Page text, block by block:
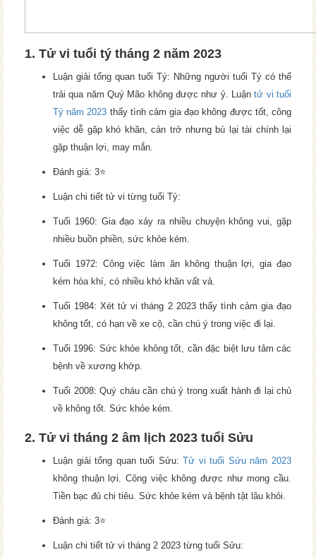
1. Tử vi tuổi tý tháng 2 năm 2023
Luận giải tổng quan tuổi Tý: Những người tuổi Tý có thể
trải qua năm Quý Mão không được như ý. Luậntử vi tuổi
Tý năm 2023 thấy tình cảm gia đạo không được tốt, công
việc dễ gặp khó khăn, cản trở nhưng bù lại tài chính lại
gặp thuận lợi, may mắn.
Đánh giá: 3⭐
Luận chi tiết tử vi từng tuổi Tý:
Tuổi 1960: Gia đạo xảy ra nhiều chuyện không vui, gặp
nhiều buồn phiền, sức khỏe kém.
Tuổi 1972: Công việc làm ăn không thuận lợi, gia đạo
kém hòa khí, có nhiều khó khăn vất vả.
Tuổi 1984: Xét tử vi tháng 2 2023 thấy tình cảm gia đạo
không tốt, có hạn về xe cộ, cần chú ý trong việc đi lại.
Tuổi 1996: Sức khỏe không tốt, cần đặc biệt lưu tâm các
bệnh về xương khớp.
Tuổi 2008: Quý cháu cần chú ý trong xuất hành đi lại chủ
về không tốt. Sức khỏe kém.
2. Tử vi tháng 2 âm lịch 2023 tuổi Sửu
Luận giải tổng quan tuổi Sửu:Tử vi tuổi Sửu năm 2023
không thuận lợi. Công việc không được như mong cầu.
Tiền bạc đủ chi tiêu. Sức khỏe kém và bệnh tật lâu khỏi.
Đánh giá: 3⭐
Luận chi tiết tử vi tháng 2 2023 từng tuổi Sửu: